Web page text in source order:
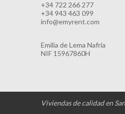
+34 722 266 277
+34 943 463 099
info@emyrent.com
Emilia de Lema Nafría
NIF 15967860H
Viviendas de calidad en